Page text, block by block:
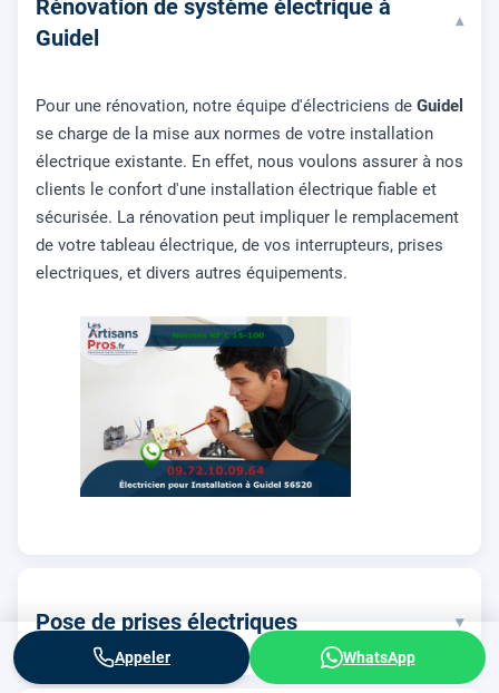
Rénovation de système électrique à
Guidel
▾
Pour une rénovation, notre équipe d'électriciens de Guidel
se charge de la mise aux normes de votre installation
électrique existante. En effet, nous voulons assurer à nos
clients le confort d'une installation électrique fiable et
sécurisée. La rénovation peut impliquer le remplacement
de votre tableau électrique, de vos interrupteurs, prises
electriques, et divers autres équipements.
Pose de prises électriques ▾
Appeler WhatsApp